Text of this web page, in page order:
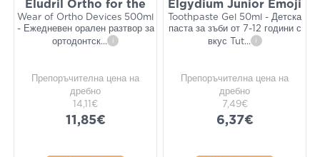
Eludril Ortho for the
Wear of Ortho Devices 500ml
- Ежедневен орален разтвор за
ортодонтск... i
Препоръчителна цена на
дребно
14,11€
11,85€
Elgydium Junior Emoji
Toothpaste Gel 50ml - Детска
паста за зъби от 7-12 години с
вкус Tut... i
Препоръчителна цена на
дребно
7,49€
6,37€